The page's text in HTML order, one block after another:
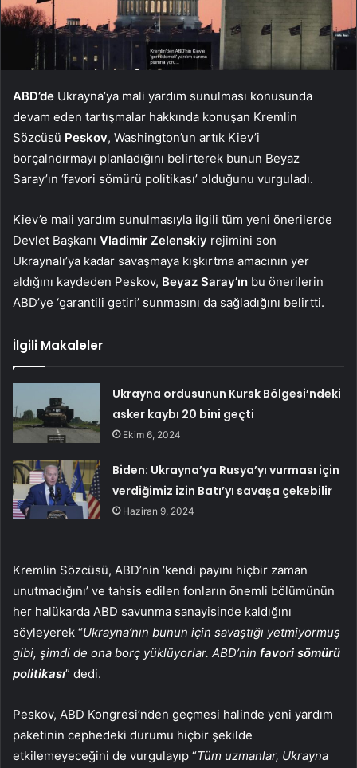
ABD’de Ukrayna’ya mali yardım sunulması konusunda
devam eden tartışmalar hakkında konuşan Kremlin
Sözcüsü Peskov, Washington’un artık Kiev’i
borçalndırmayı planladığını belirterek bunun Beyaz
Saray’ın ‘favori sömürü politikası’ olduğunu vurguladı.
Kiev’e mali yardım sunulmasıyla ilgili tüm yeni önerilerde
Devlet Başkanı Vladimir Zelenskiy rejimini son
Ukraynalı’ya kadar savaşmaya kışkırtma amacının yer
aldığını kaydeden Peskov, Beyaz Saray’ın bu önerilerin
ABD’ye ‘garantili getiri’ sunmasını da sağladığını belirtti.
İlgili Makaleler
Ukrayna ordusunun Kursk Bölgesi’ndeki
asker kaybı 20 bini geçti
Ekim 6, 2024
Biden: Ukrayna’ya Rusya’yı vurması için
verdiğimiz izin Batı’yı savaşa çekebilir
Haziran 9, 2024
Kremlin Sözcüsü, ABD’nin ‘kendi payını hiçbir zaman
unutmadığını’ ve tahsis edilen fonların önemli bölümünün
her halükarda ABD savunma sanayisinde kaldığını
söyleyerek “Ukrayna’nın bunun için savaştığı yetmiyormuş
gibi, şimdi de ona borç yüklüyorlar. ABD’nin favori sömürü
politikası” dedi.
Peskov, ABD Kongresi’nden geçmesi halinde yeni yardım
paketinin cephedeki durumu hiçbir şekilde
etkilemeyeceğini de vurgulayıp “Tüm uzmanlar, Ukrayna